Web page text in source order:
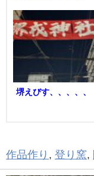
堺えびす、、、、、
作品作り , 登り窯,